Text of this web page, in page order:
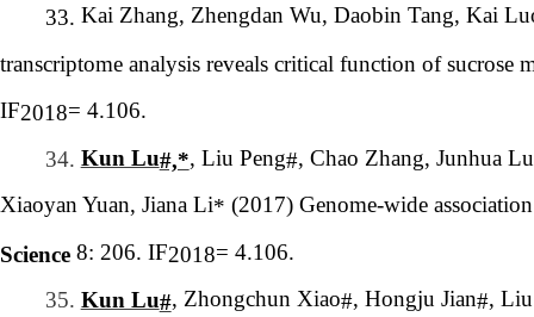
33. Kai Zhang, Zhengdan Wu, Daobin Tang, Kai
transcriptome analysis reveals critical function of sucrose
IF2018= 4.106.
34. Kun Lu#,*, Liu Peng#, Chao Zhang, Junhua
Xiaoyan Yuan, Jiana Li* (2017) Genome-wide
Science 8: 206. IF2018= 4.106.
35. Kun Lu#, Zhongchun Xiao#, Hongju Jian#,